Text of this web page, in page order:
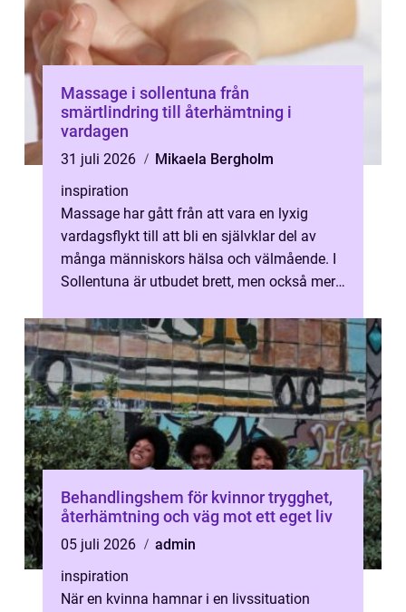
Massage i sollentuna från
smärtlindring till återhämtning i
vardagen
31 juli 2026
Mikaela Bergholm
inspiration
Massage har gått från att vara en lyxig
vardagsflykt till att bli en självklar del av
många människors hälsa och välmående. I
Sollentuna är utbudet brett, men också mer
Behandlingshem för kvinnor trygghet,
återhämtning och väg mot ett eget liv
05 juli 2026
admin
inspiration
När en kvinna hamnar i en livssituation